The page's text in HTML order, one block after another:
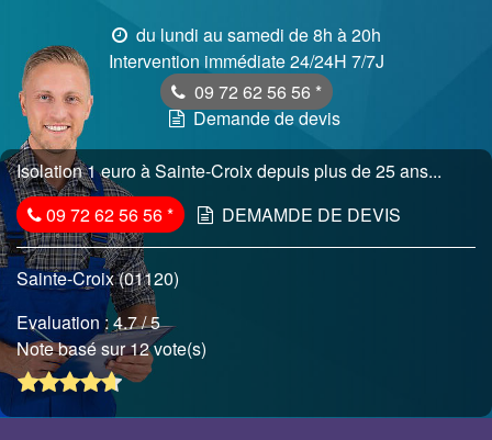
du lundi au samedi de 8h à 20h
Intervention immédiate 24/24H 7/7J
09 72 62 56 56 *
Demande de devis
Isolation 1 euro à Sainte-Croix depuis plus de 25 ans...
09 72 62 56 56* DEMAMDE DE DEVIS
Sainte-Croix (01120)
Evaluation :4.7/ 5
Note basé sur 12 vote(s)